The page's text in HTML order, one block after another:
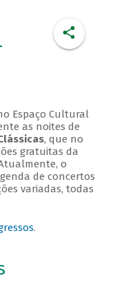
Espaço Cultural
as noites de
, que no
gratuitas da
o
de concertos
variadas, todas
.